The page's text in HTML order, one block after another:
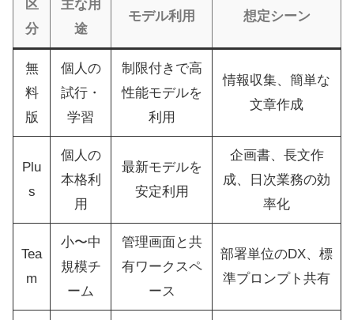
区
分
主な用
途
モデル利用 想定シーン
無
料
版
個人の
試行・
学習
制限付きで高
性能モデルを
利用
情報収集、簡単な
文章作成
Plu
s
個人の
本格利
用
最新モデルを
安定利用
企画書、長文作
成、日次業務の効
率化
Tea
m
小〜中
規模チ
ーム
管理画面と共
有ワークスペ
ース
部署単位のDX、標
準プロンプト共有